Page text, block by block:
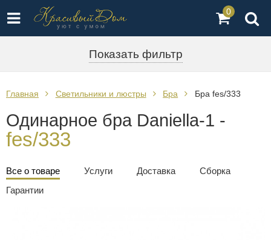
0
Показать фильтр
Главная Светильники и люстры Бра Бра fes/333
Одинарное бра Daniella-1 -
fes/333
Все о товаре Услуги Доставка
Сборка
Гарантии